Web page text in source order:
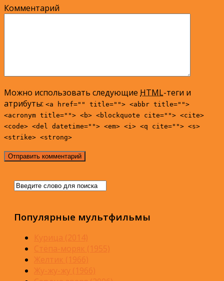
Комментарий
Можно использовать следующие HTML-теги и
атрибуты: <a href="" title=""> <abbr title="">
<acronym title=""> <b> <blockquote cite=""> <cite>
<code> <del datetime=""> <em> <i> <q cite=""> <s>
<strike> <strong>
Популярные мультфильмы
Курица (2014)
Стёпа-моряк (1955)
Желтик (1966)
Жу-жу-жу (1966)